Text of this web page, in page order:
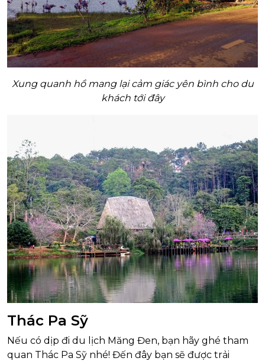
Xung quanh hồ mang lại cảm giác yên bình cho du
khách tới đây
Thác Pa Sỹ
Nếu có dịp đi du lịch Măng Đen, bạn hãy ghé tham
quan Thác Pa Sỹ nhé! Đến đây bạn sẽ được trải